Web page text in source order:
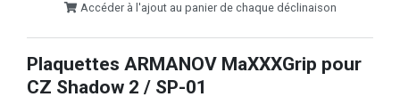
Accéder à l'ajout au panier de chaque déclinaison
Plaquettes ARMANOV MaXXXGrip pour
CZ Shadow 2 / SP-01